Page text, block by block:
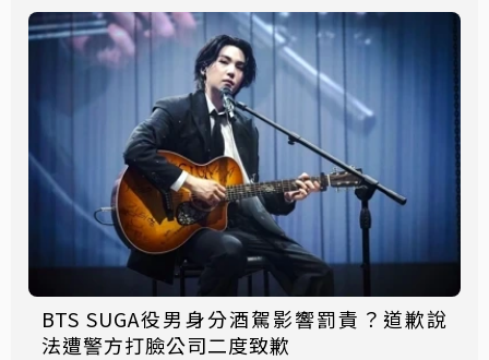
BTS SUGA役男身分酒駕影響罰責？道歉說
法遭警方打臉公司二度致歉